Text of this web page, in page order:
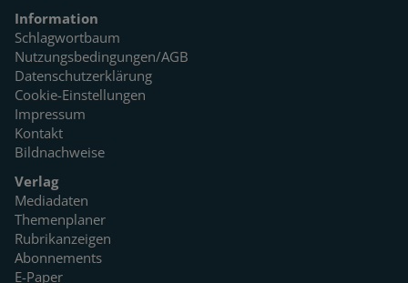
Information
Schlagwortbaum
Nutzungsbedingungen/AGB
Datenschutzerklärung
Cookie-Einstellungen
Impressum
Kontakt
Bildnachweise
Verlag
Mediadaten
Themenplaner
Rubrikanzeigen
Abonnements
E-Paper